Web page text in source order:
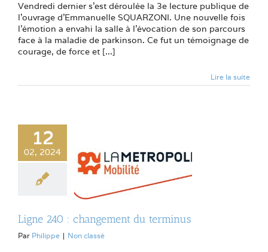
Vendredi dernier s'est déroulée la 3e lecture publique de
l'ouvrage d'Emmanuelle SQUARZONI. Une nouvelle fois
l'émotion a envahi la salle à l'évocation de son parcours
face à la maladie de parkinson. Ce fut un témoignage de
courage, de force et [...]
Lire la suite
12
02, 2024
Ligne 240 : changement du terminus
Par Philippe | Non classé